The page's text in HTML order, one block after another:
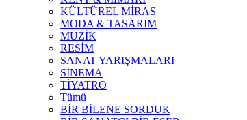
KÜLTÜREL MİRAS
MODA & TASARIM
MÜZİK
RESİM
SANAT YARIŞMALARI
SİNEMA
TİYATRO
Tümü
BİR BİLENE SORDUK